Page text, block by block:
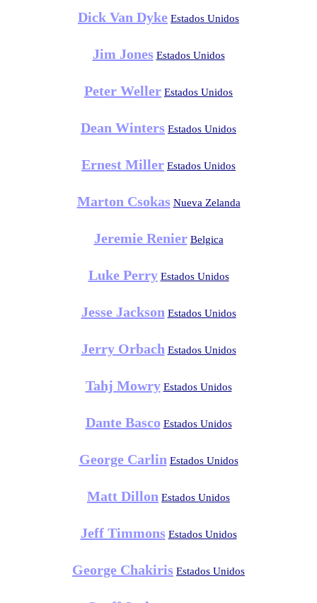
Dick Van Dyke Estados Unidos
Jim Jones Estados Unidos
Peter Weller Estados Unidos
Dean Winters Estados Unidos
Ernest Miller Estados Unidos
Marton Csokas Nueva Zelanda
Jeremie Renier Belgica
Luke Perry Estados Unidos
Jesse Jackson Estados Unidos
Jerry Orbach Estados Unidos
Tahj Mowry Estados Unidos
Dante Basco Estados Unidos
George Carlin Estados Unidos
Matt Dillon Estados Unidos
Jeff Timmons Estados Unidos
George Chakiris Estados Unidos